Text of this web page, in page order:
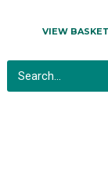
VIEW